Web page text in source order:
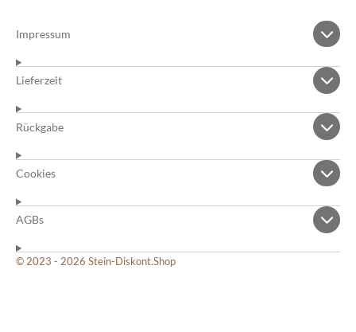
Impressum
Lieferzeit
Rückgabe
Cookies
AGBs
© 2023 - 2026 Stein-Diskont.Shop